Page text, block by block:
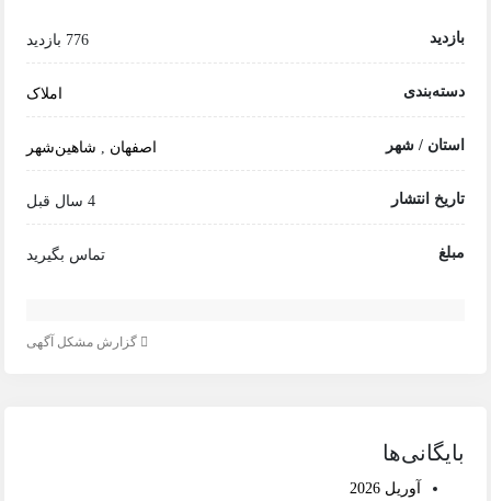
بازدید 776 بازدید
دسته‌بندی املاک
استان / شهر اصفهان شاهین‌شهر
تاریخ انتشار 4 سال قبل
مبلغ تماس بگیرید
گزارش مشکل آگهی
بایگانی‌ها
آوریل 2026